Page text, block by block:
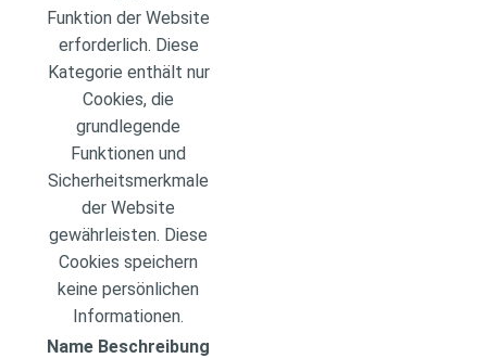
Funktion der Website
erforderlich. Diese
Kategorie enthält nur
Cookies, die
grundlegende
Funktionen und
Sicherheitsmerkmale
der Website
gewährleisten. Diese
Cookies speichern
keine persönlichen
Informationen.
Name Beschreibung